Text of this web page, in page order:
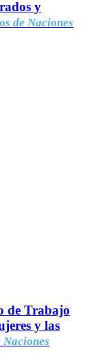
y
de Naciones
de Trabajo
y las
Naciones